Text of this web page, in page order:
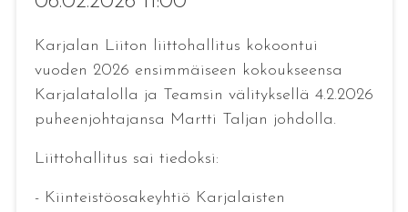
Karjalan Liiton liittohallitus kokoontui
vuoden 2026 ensimmäiseen kokoukseensa
Karjalatalolla ja Teamsin välityksellä 4.2.2026
puheenjohtajansa Martti Taljan johdolla.
Liittohallitus sai tiedoksi:
- Kiinteistöosakeyhtiö Karjalaisten